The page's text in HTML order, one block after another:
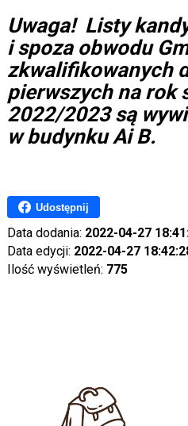
Uwaga! Listy
i spoza obwodu
zkwalifikowanych
pierwszych na rok
2022/2023 są
w budynku Ai B.
Udostępnij
Data dodania: 2022-04-27
Data edycji: 2022-04-27
Ilość wyświetleń: 775